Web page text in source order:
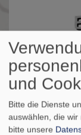
und
Bitte die Dienste
auswählen, die wir
bitte unsere